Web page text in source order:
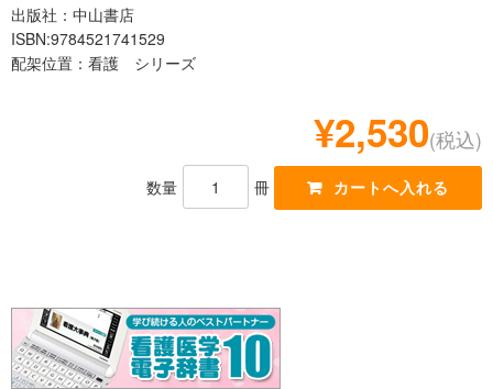
出版社：中山書店
ISBN:9784521741529
配架位置：看護 シリーズ
¥2,530(税込)
数量 冊